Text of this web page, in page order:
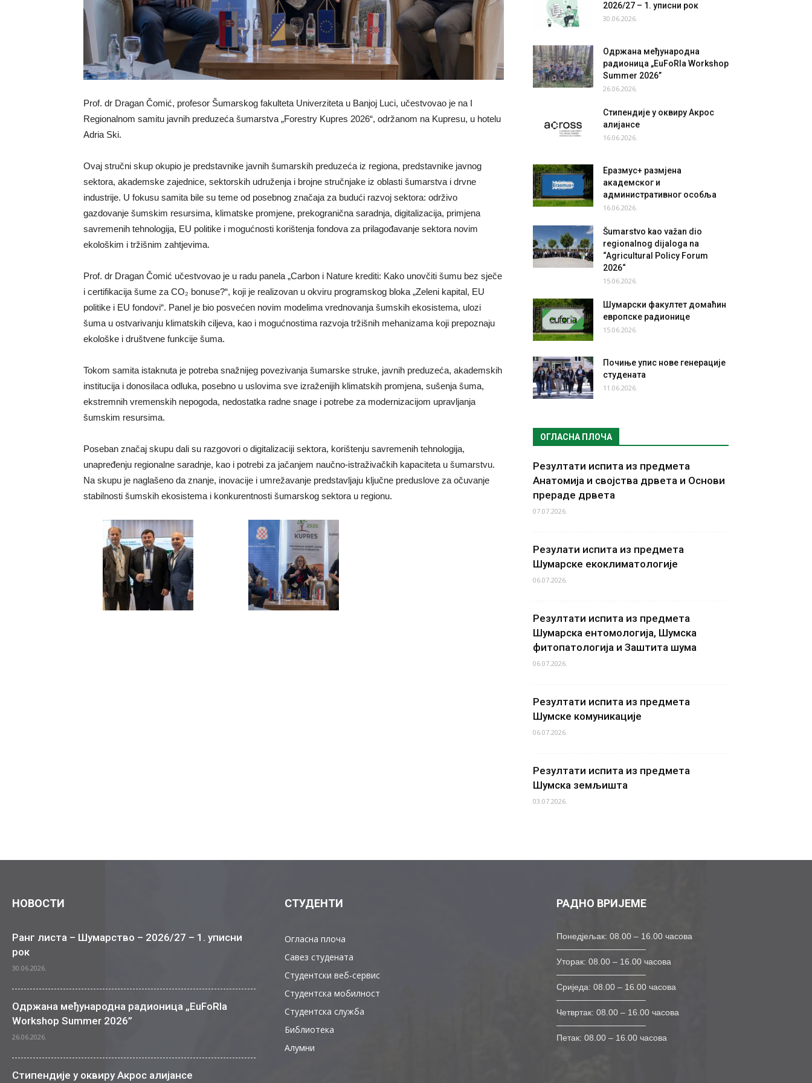
Prof. dr Dragan Čomić, profesor Šumarskog fakulteta Univerziteta u Banjoj Luci, učestvovao je na I
Regionalnom samitu javnih preduzeća šumarstva „Forestry Kupres 2026“, održanom na Kupresu, u hotelu
Adria Ski.
Ovaj stručni skup okupio je predstavnike javnih šumarskih preduzeća iz regiona, predstavnike javnog
sektora, akademske zajednice, sektorskih udruženja i brojne stručnjake iz oblasti šumarstva i drvne
industrije. U fokusu samita bile su teme od posebnog značaja za budući razvoj sektora: održivo
gazdovanje šumskim resursima, klimatske promjene, prekogranična saradnja, digitalizacija, primjena
savremenih tehnologija, EU politike i mogućnosti korištenja fondova za prilagođavanje sektora novim
ekološkim i tržišnim zahtjevima.
Prof. dr Dragan Čomić učestvovao je u radu panela „Carbon i Nature krediti: Kako unovčiti šumu bez sječe
i certifikacija šume za CO₂ bonuse?“, koji je realizovan u okviru programskog bloka „Zeleni kapital, EU
politike i EU fondovi“. Panel je bio posvećen novim modelima vrednovanja šumskih ekosistema, ulozi
šuma u ostvarivanju klimatskih ciljeva, kao i mogućnostima razvoja tržišnih mehanizama koji prepoznaju
ekološke i društvene funkcije šuma.
Tokom samita istaknuta je potreba snažnijeg povezivanja šumarske struke, javnih preduzeća, akademskih
institucija i donosilaca odluka, posebno u uslovima sve izraženijih klimatskih promjena, sušenja šuma,
ekstremnih vremenskih nepogoda, nedostatka radne snage i potrebe za modernizacijom upravljanja
šumskim resursima.
Poseban značaj skupu dali su razgovori o digitalizaciji sektora, korištenju savremenih tehnologija,
unapređenju regionalne saradnje, kao i potrebi za jačanjem naučno-istraživačkih kapaciteta u šumarstvu.
Na skupu je naglašeno da znanje, inovacije i umrežavanje predstavljaju ključne preduslove za očuvanje
stabilnosti šumskih ekosistema i konkurentnosti šumarskog sektora u regionu.
2026/27 – 1. уписни рок
30.06.2026.
Одржана међународна
радионица „EuFoRIa Workshop
Summer 2026”
26.06.2026.
Стипендије у оквиру Акрос
алијансе
16.06.2026.
Еразмус+ размјена
академског и
административног особља
16.06.2026.
Šumarstvo kao važan dio
regionalnog dijaloga na
“Agricultural Policy Forum
2026“
15.06.2026.
Шумарски факултет домаћин
европске радионице
15.06.2026.
Почиње упис нове генерације
студената
11.06.2026.
ОГЛАСНА ПЛОЧА
Резултати испита из предмета
Анатомија и својства дрвета и Основи
прераде дрвета
07.07.2026.
Резулати испита из предмета
Шумарске екоклиматологије
06.07.2026.
Резултати испита из предмета
Шумарска ентомологија, Шумска
фитопатологија и Заштита шума
06.07.2026.
Резултати испита из предмета
Шумске комуникације
06.07.2026.
Резултати испита из предмета
Шумска земљишта
03.07.2026.
НОВОСТИ
Ранг листа – Шумарство – 2026/27 – 1. уписни
рок
30.06.2026.
Одржана међународна радионица „EuFoRIa
Workshop Summer 2026”
26.06.2026.
Стипендије у оквиру Акрос алијансе
СТУДЕНТИ
Огласна плоча
Савез студената
Студентски веб-сервис
Студентска мобилност
Студентска служба
Библиотека
Алумни
РАДНО ВРИЈЕМЕ
Понедјељак: 08.00 – 16.00 часова
——————————–
Уторак: 08.00 – 16.00 часова
——————————–
Сриједа: 08.00 – 16.00 часова
——————————–
Четвртак: 08.00 – 16.00 часова
——————————–
Петак: 08.00 – 16.00 часова